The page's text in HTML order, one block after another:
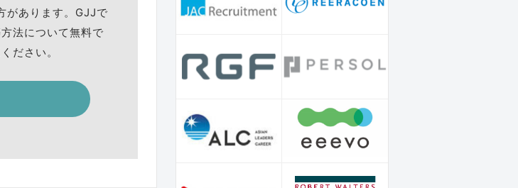
があります。GJJで
法について無料で
ださい。